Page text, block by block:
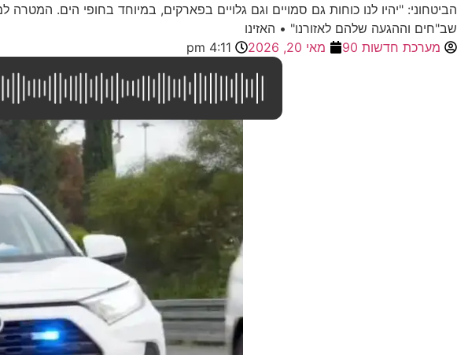
הביטחוני: "יהיו לנו כוחות גם סמויים וגם גלויים בפארקים, במיוחד בחופי הים.
שב"חים וההגעה שלהם לאזורנו" • האזינו
מערכת חדשות 90
מאי 20, 2026 4:11 pm